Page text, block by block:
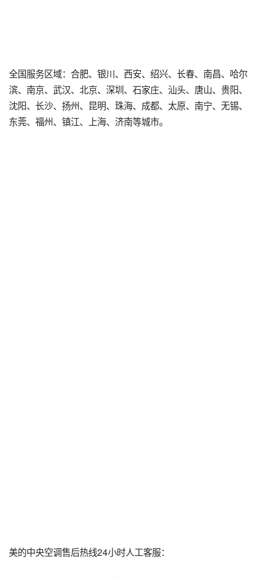
全国服务区域：合肥、银川、西安、绍兴、长春、南昌、哈尔
滨、南京、武汉、北京、深圳、石家庄、汕头、唐山、贵阳、
沈阳、长沙、扬州、昆明、珠海、成都、太原、南宁、无锡、
东莞、福州、镇江、上海、济南等城市。
美的中央空调售后热线24小时人工客服：